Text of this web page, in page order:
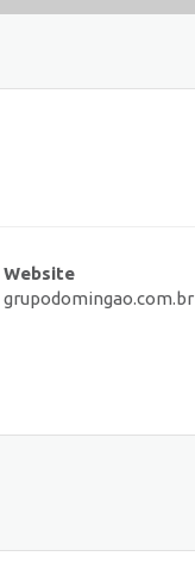
Website
grupodomingao.com.br